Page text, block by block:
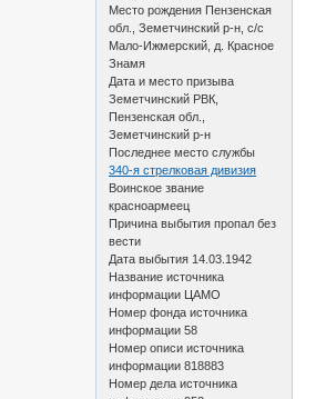
Место рождения Пензенская
обл., Земетчинский р-н, с/с
Мало-Ижмерский, д. Красное
Знамя
Дата и место призыва
Земетчинский РВК,
Пензенская обл.,
Земетчинский р-н
Последнее место службы
340-я стрелковая дивизия
Воинское звание
красноармеец
Причина выбытия пропал без
вести
Дата выбытия 14.03.1942
Название источника
информации ЦАМО
Номер фонда источника
информации 58
Номер описи источника
информации 818883
Номер дела источника